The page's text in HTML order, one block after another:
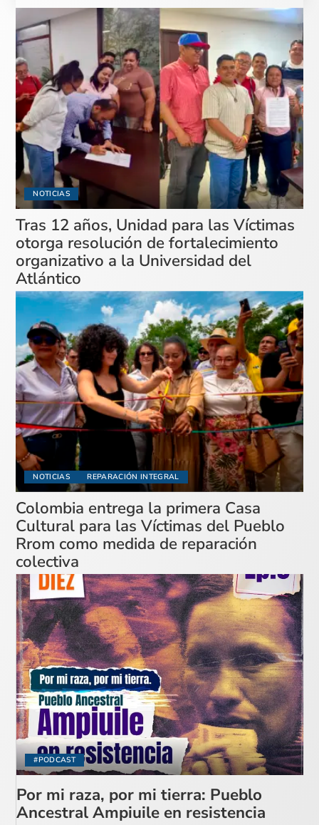
NOTICIAS
Tras 12 años, Unidad para las Víctimas
otorga resolución de fortalecimiento
organizativo a la Universidad del
Atlántico
NOTICIAS REPARACIÓN INTEGRAL
Colombia entrega la primera Casa
Cultural para las Víctimas del Pueblo
Rrom como medida de reparación
colectiva
#PODCAST
Por mi raza, por mi tierra: Pueblo
Ancestral Ampiuile en resistencia